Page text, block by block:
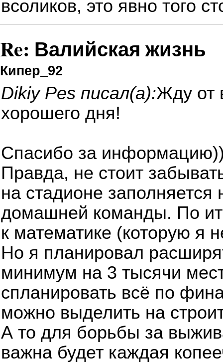
всоликов, это явно того
Re: Валийская жизнь
Кипер_92
Dikiy Pes писал(а):Жду от
хорошего дня!
Спасибо за
Правда, не стоит
на стадионе
домашней команды. По
к математике (которую я
Но я планировал
минимум на 3 тысячи
спланировать всё по
можно выделить на
А то для борьбы за
важна будет каждая